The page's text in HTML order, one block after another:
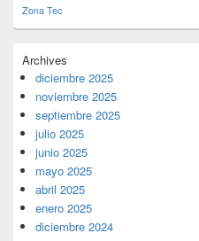
Zona Tec
Archives
diciembre 2025
noviembre 2025
septiembre 2025
julio 2025
junio 2025
mayo 2025
abril 2025
enero 2025
diciembre 2024